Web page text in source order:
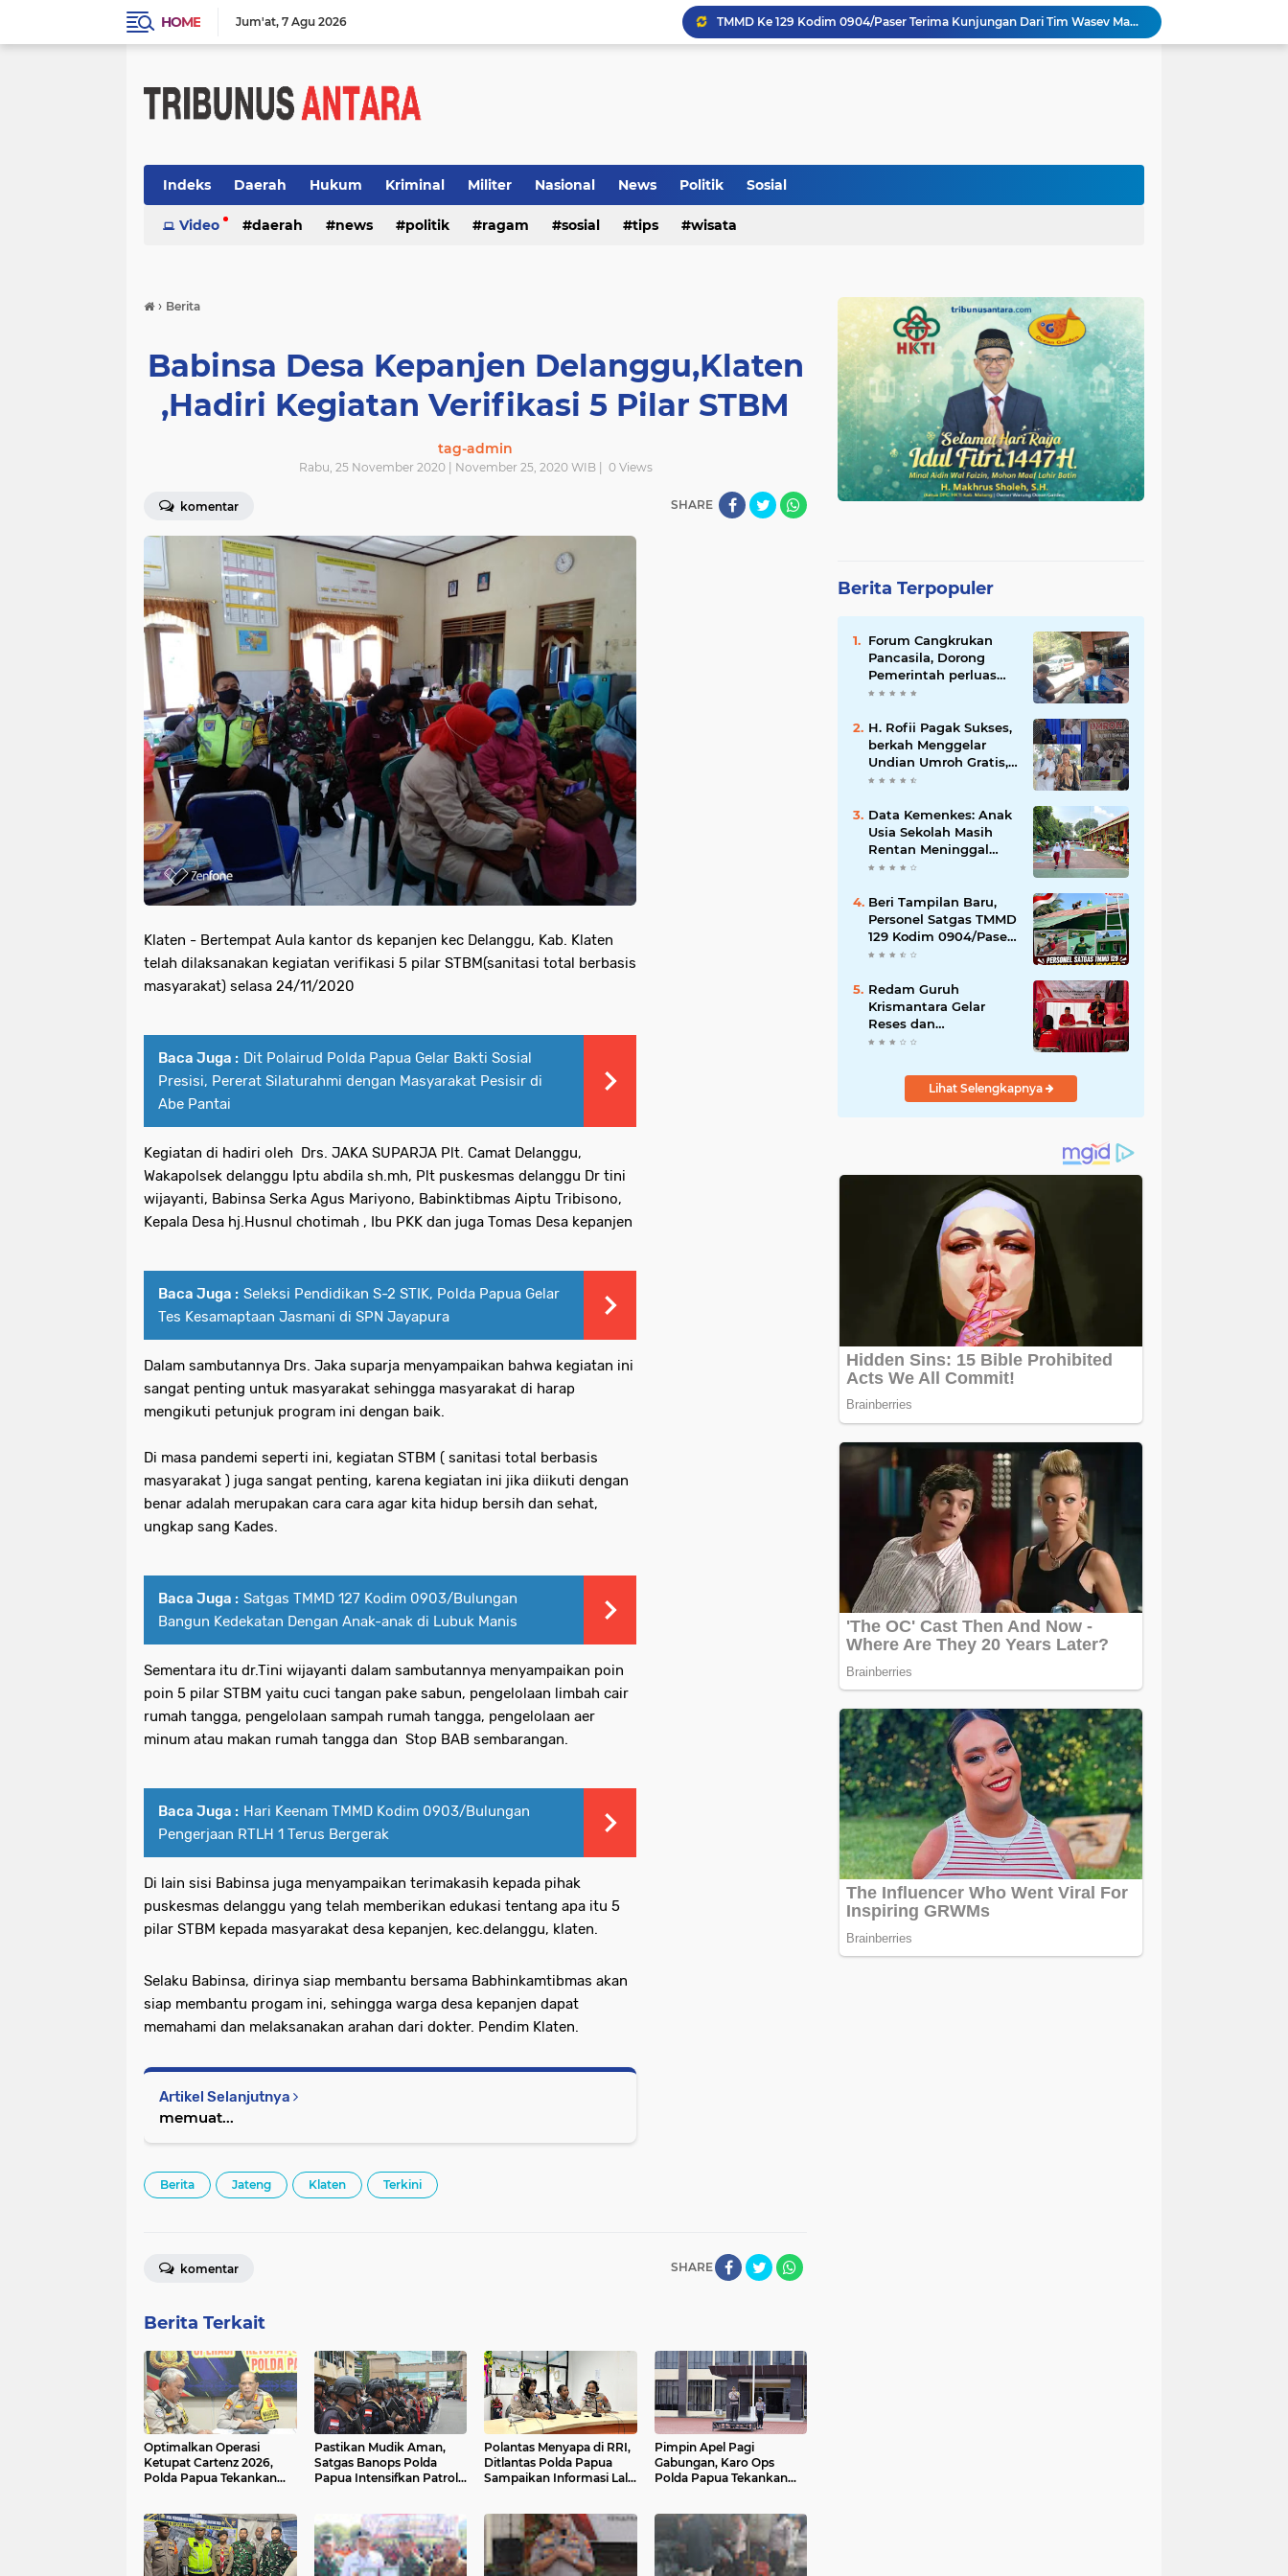
HOME Jum'at 7 Agu 2026
TMMD Ke 129 Kodim 0904/Paser Terima Kunjungan Dari Tim Wasev Mabesad
Hikmah Bafaqih Wakil Ketua Komisi E DPRD Provinsi Jatim, dukung perlindungan Anak di Ponpes melalui Penerapan (SOP) di Malang Raya.
Satgas TMMD Ke 129 Kodim 0904/Paser Pasang Lantai Baru Pada Rumah Bapak Harim
Indeks Daerah Hukum Kriminal Militer Nasional News Politik Sosial
Video daerah news politik ragam sosial tips wisata
› Berita
Babinsa Desa Kepanjen Delanggu,Klaten
,Hadiri Kegiatan Verifikasi 5 Pilar STBM
tag-admin
Rabu, 25 November 2020 | November 25, 2020 WIB | 0Views
komentar SHARE
Klaten - Bertempat Aula kantor ds kepanjen kec Delanggu, Kab. Klaten
telah dilaksanakan kegiatan verifikasi 5 pilar STBM(sanitasi total berbasis
masyarakat) selasa 24/11/2020
Baca Juga : Dit Polairud Polda Papua Gelar Bakti Sosial
Presisi, Pererat Silaturahmi dengan Masyarakat Pesisir di
Abe Pantai
Kegiatan di hadiri oleh Drs. JAKA SUPARJA Plt. Camat Delanggu,
Wakapolsek delanggu Iptu abdila sh.mh, Plt puskesmas delanggu Dr tini
wijayanti, Babinsa Serka Agus Mariyono, Babinktibmas Aiptu Tribisono,
Kepala Desa hj.Husnul chotimah , Ibu PKK dan juga Tomas Desa kepanjen
Baca Juga : Seleksi Pendidikan S-2 STIK, Polda Papua Gelar
Tes Kesamaptaan Jasmani di SPN Jayapura
Dalam sambutannya Drs. Jaka suparja menyampaikan bahwa kegiatan ini
sangat penting untuk masyarakat sehingga masyarakat di harap
mengikuti petunjuk program ini dengan baik.
Di masa pandemi seperti ini, kegiatan STBM ( sanitasi total berbasis
masyarakat ) juga sangat penting, karena kegiatan ini jika diikuti dengan
benar adalah merupakan cara cara agar kita hidup bersih dan sehat,
ungkap sang Kades.
Baca Juga : Satgas TMMD 127 Kodim 0903/Bulungan
Bangun Kedekatan Dengan Anak-anak di Lubuk Manis
Sementara itu dr.Tini wijayanti dalam sambutannya menyampaikan poin
poin 5 pilar STBM yaitu cuci tangan pake sabun, pengelolaan limbah cair
rumah tangga, pengelolaan sampah rumah tangga, pengelolaan aer
minum atau makan rumah tangga dan Stop BAB sembarangan.
Baca Juga : Hari Keenam TMMD Kodim 0903/Bulungan
Pengerjaan RTLH 1 Terus Bergerak
Di lain sisi Babinsa juga menyampaikan terimakasih kepada pihak
puskesmas delanggu yang telah memberikan edukasi tentang apa itu 5
pilar STBM kepada masyarakat desa kepanjen, kec.delanggu, klaten.
Selaku Babinsa, dirinya siap membantu bersama Babhinkamtibmas akan
siap membantu progam ini, sehingga warga desa kepanjen dapat
memahami dan melaksanakan arahan dari dokter. Pendim Klaten.
Artikel Selanjutnya
memuat...
Berita Jateng Klaten Terkini
SHARE
komentar
Berita Terkait
Optimalkan Operasi
Ketupat Cartenz 2026,
Polda Papua Tekankan
Pastikan Mudik Aman,
Satgas Banops Polda
Papua Intensifkan Patroli
Polantas Menyapa di RRI,
Ditlantas Polda Papua
Sampaikan Informasi Lalu
Pimpin Apel Pagi
Gabungan, Karo Ops
Polda Papua Tekankan
Berita Terpopuler
Forum Cangkrukan
Pancasila, Dorong
Pemerintah perluas
intensif Perpajakan
UMKM.
H. Rofii Pagak Sukses,
berkah Menggelar
Undian Umroh Gratis,
Wujud Kepedulian
Data Kemenkes: Anak
Usia Sekolah Masih
Rentan Meninggal
Akibat DBD
Beri Tampilan Baru,
Personel Satgas TMMD
129 Kodim 0904/Paser
Cat Atap Rumah
Redam Guruh
Krismantara Gelar
Reses dan
Silaturrahmi bersama
Se -Kecamatan
Lihat Selengkapnya